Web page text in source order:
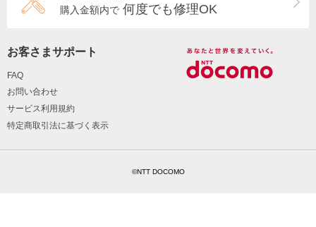
購入金額内で 何度でも修理OK
お客さまサポート
FAQ
お問い合わせ
サービス利用規約
特定商取引法に基づく表示
©NTT DOCOMO